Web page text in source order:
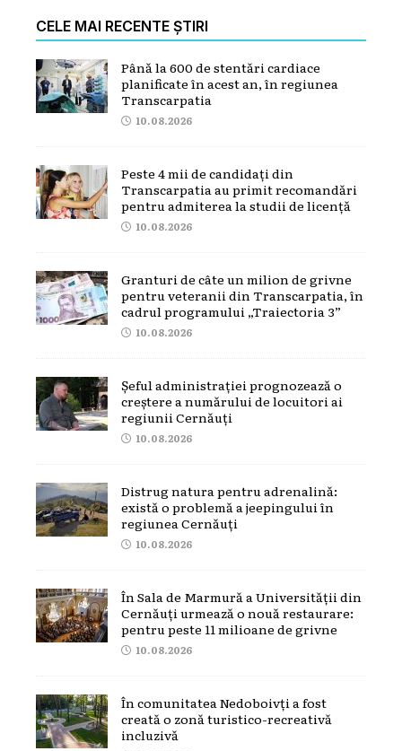
CELE MAI RECENTE ȘTIRI
Până la 600 de stentări cardiace
planificate în acest an, în regiunea
Transcarpatia
10.08.2026
Peste 4 mii de candidați din
Transcarpatia au primit recomandări
pentru admiterea la studii de licență
10.08.2026
Granturi de câte un milion de grivne
pentru veteranii din Transcarpatia, în
cadrul programului „Traiectoria 3”
10.08.2026
Șeful administrației prognozează o
creștere a numărului de locuitori ai
regiunii Cernăuți
10.08.2026
Distrug natura pentru adrenalină:
există o problemă a jeepingului în
regiunea Cernăuți
10.08.2026
În Sala de Marmură a Universității din
Cernăuți urmează o nouă restaurare:
pentru peste 11 milioane de grivne
10.08.2026
În comunitatea Nedoboivți a fost
creată o zonă turistico-recreativă
incluzivă